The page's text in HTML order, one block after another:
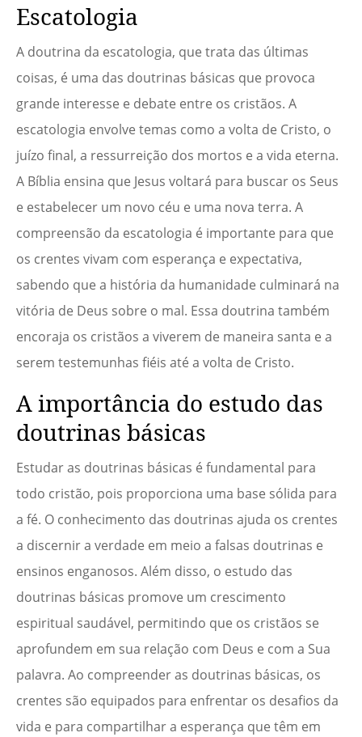
Escatologia
A doutrina da escatologia, que trata das últimas
coisas, é uma das doutrinas básicas que provoca
grande interesse e debate entre os cristãos. A
escatologia envolve temas como a volta de Cristo, o
juízo final, a ressurreição dos mortos e a vida eterna.
A Bíblia ensina que Jesus voltará para buscar os Seus
e estabelecer um novo céu e uma nova terra. A
compreensão da escatologia é importante para que
os crentes vivam com esperança e expectativa,
sabendo que a história da humanidade culminará na
vitória de Deus sobre o mal. Essa doutrina também
encoraja os cristãos a viverem de maneira santa e a
serem testemunhas fiéis até a volta de Cristo.
A importância do estudo das
doutrinas básicas
Estudar as doutrinas básicas é fundamental para
todo cristão, pois proporciona uma base sólida para
a fé. O conhecimento das doutrinas ajuda os crentes
a discernir a verdade em meio a falsas doutrinas e
ensinos enganosos. Além disso, o estudo das
doutrinas básicas promove um crescimento
espiritual saudável, permitindo que os cristãos se
aprofundem em sua relação com Deus e com a Sua
palavra. Ao compreender as doutrinas básicas, os
crentes são equipados para enfrentar os desafios da
vida e para compartilhar a esperança que têm em